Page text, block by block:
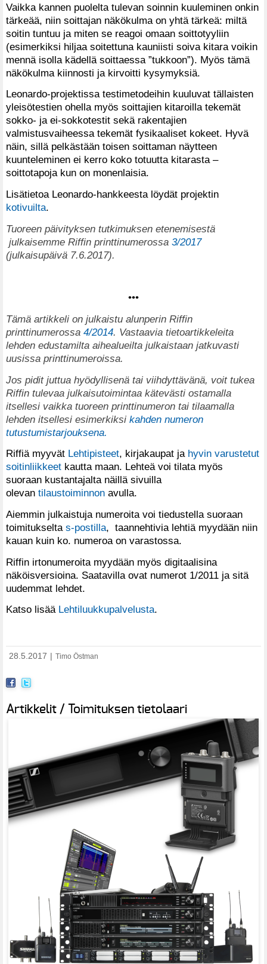
Vaikka kannen puolelta tulevan soinnin kuuleminen onkin
tärkeää, niin soittajan näkökulma on yhtä tärkeä: miltä
soitin tuntuu ja miten se reagoi omaan soittotyyliin
(esimerkiksi hiljaa soitettuna kauniisti soiva kitara voikin
mennä isolla kädellä soittaessa ”tukkoon”). Myös tämä
näkökulma kiinnosti ja kirvoitti kysymyksiä.
Leonardo-projektissa testimetodeihin kuuluvat tällaisten
yleisötestien ohella myös soittajien kitaroilla tekemät
sokko- ja ei-sokkotestit sekä rakentajien
valmistusvaiheessa tekemät fysikaaliset kokeet. Hyvä
näin, sillä pelkästään toisen soittaman näytteen
kuunteleminen ei kerro koko totuutta kitarasta –
soittotapoja kun on monenlaisia.
Lisätietoa Leonardo-hankkeesta löydät projektin
kotivuilta.
Tuoreen päivityksen tutkimuksen etenemisestä
julkaisemme Riffin printtinumerossa 3/2017
(julkaisupäivä 7.6.2017).
•••
Tämä artikkeli on julkaistu alunperin Riffin
printtinumerossa 4/2014. Vastaavia tietoartikkeleita
lehden edustamilta aihealueilta julkaistaan jatkuvasti
uusissa printtinumeroissa.
Jos pidit juttua hyödyllisenä tai viihdyttävänä, voit tukea
Riffin tulevaa julkaisutoimintaa kätevästi ostamalla
itsellesi vaikka tuoreen printtinumeron tai tilaamalla
lehden itsellesi esimerkiksi kahden numeron
tutustumistarjouksena.
Riffiä myyvät Lehtipisteet, kirjakaupat ja hyvin varustetut
soitinliikkeet kautta maan. Lehteä voi tilata myös
suoraan kustantajalta näillä sivuilla
olevan tilaustoiminnon avulla.
Aiemmin julkaistuja numeroita voi tiedustella suoraan
toimitukselta s-postilla, taannehtivia lehtiä myydään niin
kauan kuin ko. numeroa on varastossa.
Riffin irtonumeroita myydään myös digitaalisina
näköisversioina. Saatavilla ovat numerot 1/2011 ja sitä
uudemmat lehdet.
Katso lisää Lehtiluukkupalvelusta.
28.5.2017 Timo Östman
Artikkelit / Toimituksen tietolaari